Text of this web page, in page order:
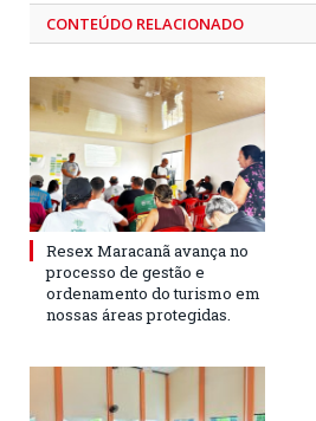
CONTEÚDO RELACIONADO
Resex Maracanã avança no
processo de gestão e
ordenamento do turismo em
nossas áreas protegidas.